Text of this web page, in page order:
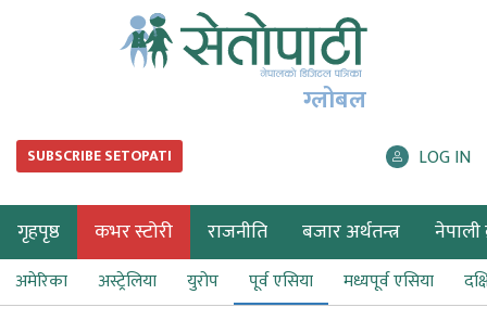
ग्लोबल
SUBSCRIBE SETOPATI LOG IN
गृहपृष्ठ कभर स्टोरी राजनीति बजार अर्थतन्त्र नेपाली
अमेरिका अस्ट्रेलिया युरोप पूर्व एसिया मध्यपूर्व एसिया